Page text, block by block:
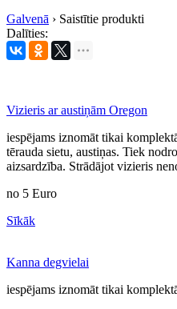
Galvenā › Saistītie produkti
Dalīties:
Vizieris ar austiņām Oregon
iespējams iznomāt tikai
tērauda sietu, austiņas. Tiek
aizsardzība. Strādājot vizieris
no 5 Euro
Sīkāk
Kanna degvielai
iespējams iznomāt tikai